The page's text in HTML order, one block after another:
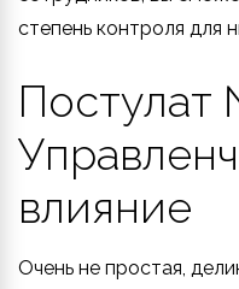
степень контроля для
Постулат
влияние
Очень не простая,